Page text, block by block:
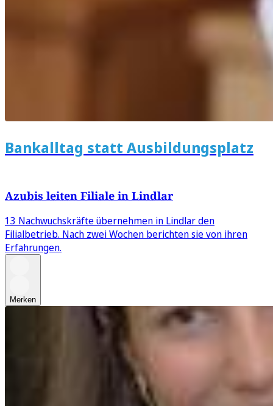
Bankalltag statt Ausbildungsplatz
Azubis leiten Filiale in Lindlar
13 Nachwuchskräfte übernehmen in Lindlar den
Filialbetrieb. Nach zwei Wochen berichten sie von ihren
Erfahrungen.
Merken